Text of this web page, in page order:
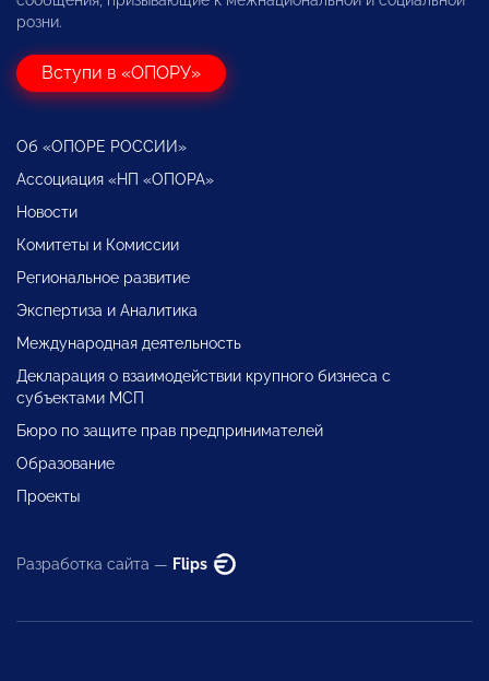
розни.
Вступи в «ОПОРУ»
Об «ОПОРЕ РОССИИ»
Ассоциация «НП «ОПОРА»
Новости
Комитеты и Комиссии
Региональное развитие
Экспертиза и Аналитика
Международная деятельность
Декларация о взаимодействии крупного бизнеса с
субъектами МСП
Бюро по защите прав предпринимателей
Образование
Проекты
Разработка сайта — Flips